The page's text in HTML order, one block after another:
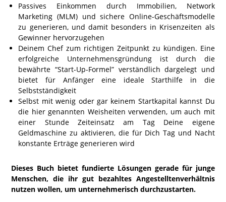
Passives Einkommen durch Immobilien, Network
Marketing (MLM) und sichere Online-Geschäftsmodelle
zu generieren, und damit besonders in Krisenzeiten als
Gewinner hervorzugehen
Deinem Chef zum richtigen Zeitpunkt zu kündigen. Eine
erfolgreiche Unternehmensgründung ist durch die
bewährte “Start-Up-Formel” verständlich dargelegt und
bietet für Anfänger eine ideale Starthilfe in die
Selbstständigkeit
Selbst mit wenig oder gar keinem Startkapital kannst Du
die hier genannten Weisheiten verwenden, um auch mit
einer Stunde Zeiteinsatz am Tag Deine eigene
Geldmaschine zu aktivieren, die für Dich Tag und Nacht
konstante Erträge generieren wird
Dieses Buch bietet fundierte Lösungen gerade für junge
Menschen, die ihr gut bezahltes Angestelltenverhältnis
nutzen wollen, um unternehmerisch durchzustarten.